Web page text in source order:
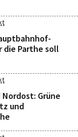
die Parthe soll
Grüne
und